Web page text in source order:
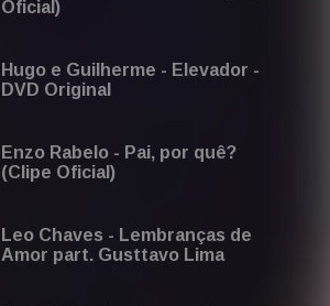
Oficial)
Hugo e Guilherme - Elevador -
DVD Original
Enzo Rabelo - Pai, por quê?
(Clipe Oficial)
Leo Chaves - Lembranças de
Amor part. Gusttavo Lima